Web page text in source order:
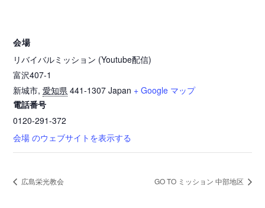
会場
リバイバルミッション (Youtube配信)
富沢407-1
新城市, 愛知県 441-1307 Japan + Google マップ
電話番号
0120-291-372
会場 のウェブサイトを表示する
広島栄光教会 GO TO ミッション 中部地区